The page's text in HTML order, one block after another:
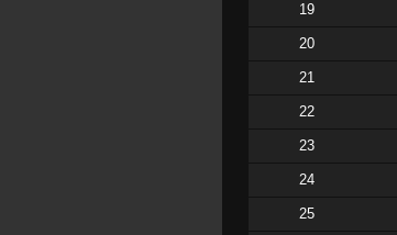
19
20
21
22
23
24
25